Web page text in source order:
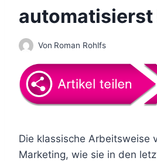
automatisierst
Von Roman Rohlfs
Die klassische Arbeitsweise
Marketing, wie sie in den